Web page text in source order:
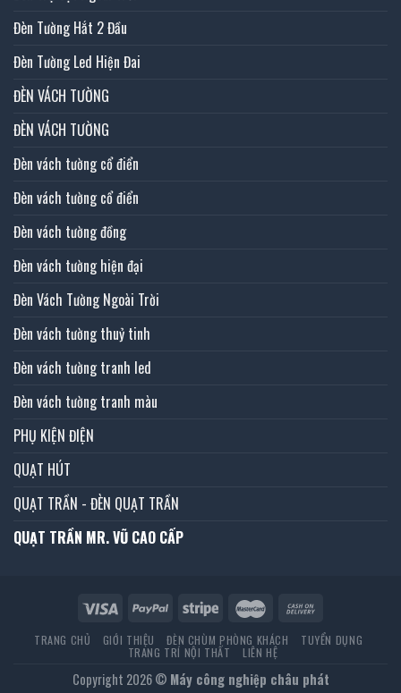
Đèn Tường Hắt 2 Đầu
Đèn Tường Led Hiện Đai
ĐÈN VÁCH TƯỜNG
ĐÈN VÁCH TƯỜNG
Đèn vách tường cổ điển
Đèn vách tường cổ điển
Đèn vách tường đồng
Đèn vách tường hiện đại
Đèn Vách Tường Ngoài Trời
Đèn vách tường thuỷ tinh
Đèn vách tường tranh led
Đèn vách tường tranh màu
PHỤ KIỆN ĐIỆN
QUẠT HÚT
QUẠT TRẦN - ĐÈN QUẠT TRẦN
QUẠT TRẦN MR. VŨ CAO CẤP
TRANG CHỦ GIỚI THIỆU ĐÈN CHÙM PHÒNG KHÁCH TUYỂN DỤNG
TRANG TRÍ NỘI THẤT LIÊN HỆ
Copyright 2026 © Máy công nghiệp châu phát